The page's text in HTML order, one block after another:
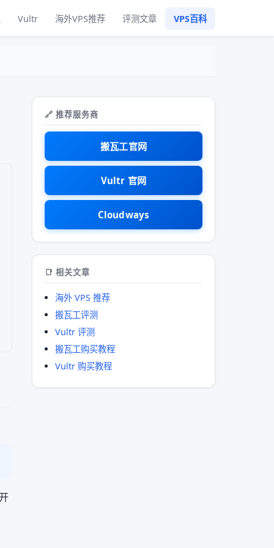
Vultr 海外VPS推荐 评测文章 VPS百科
🔗 推荐服务商
搬瓦工官网
Vultr 官网
Cloudways
📑 相关文章
海外 VPS 推荐
搬瓦工评测
Vultr 评测
搬瓦工购买教程
Vultr 购买教程